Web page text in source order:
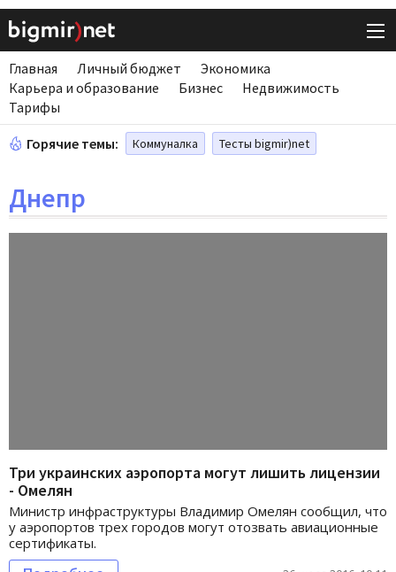
Главная Личный бюджет
Экономика
Карьера и образование
Бизнес
Недвижимость
Тарифы
Горячие темы: Коммуналка Тесты bigmir)net
Днепр
Три украинских аэропорта могут лишить лицензии
- Омелян
Министр инфраструктуры Владимир Омелян сообщил, что
у аэропортов трех городов могут отозвать авиационные
сертификаты.